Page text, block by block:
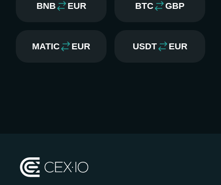
BNB EUR BTC GBP
MATIC EUR USDT EUR